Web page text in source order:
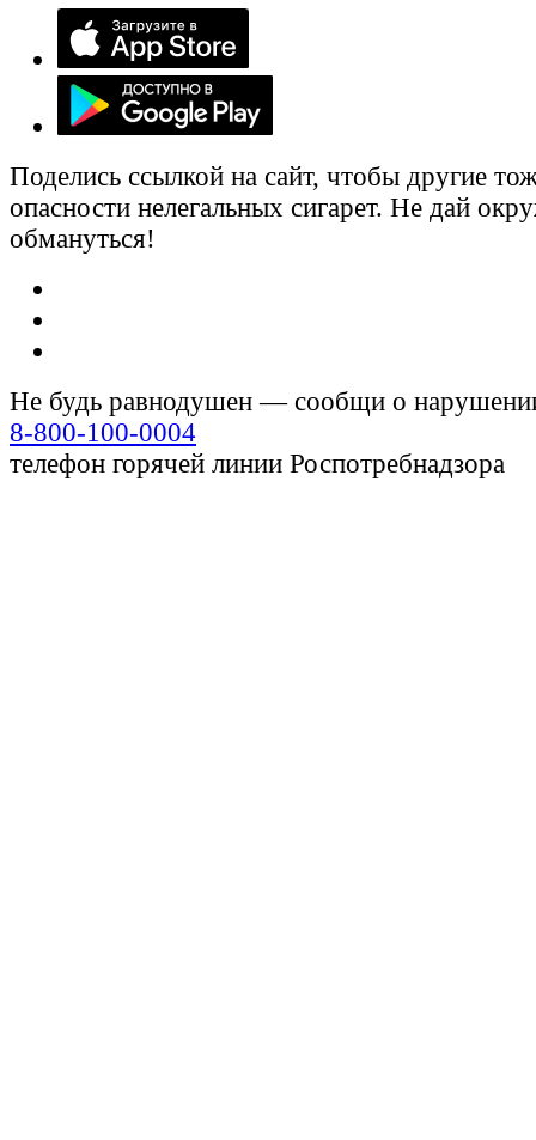
Поделись ссылкой на сайт, чтобы другие
опасности нелегальных сигарет. Не дай
обмануться!
Не будь равнодушен — сообщи о
8-800-100-0004
телефон горячей линии Роспотребнадзора